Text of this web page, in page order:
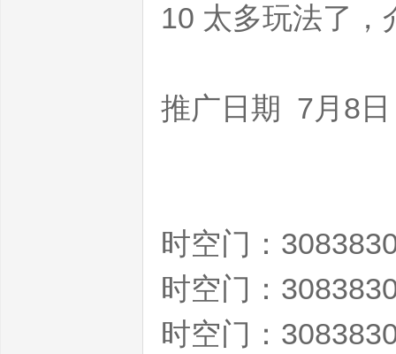
10 太多玩法了，
推广日期 7月8
时空门：
时空门：
时空门：